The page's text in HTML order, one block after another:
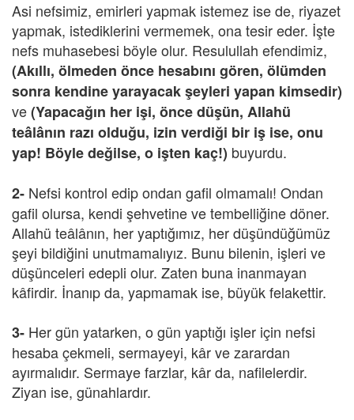
Asi nefsimiz, emirleri yapmak istemez ise de, riyazet
yapmak, istediklerini vermemek, ona tesir eder. İşte
nefs muhasebesi böyle olur. Resulullah efendimiz,
(Akıllı, ölmeden önce hesabını gören, ölümden
sonra kendine yarayacak şeyleri yapan kimsedir)
ve(Yapacağın her işi, önce düşün, Allahü
teâlânın razı olduğu, izin verdiği bir iş ise, onu
yap! Böyle değilse, o işten kaç!) buyurdu.
2- Nefsi kontrol edip ondan gafil olmamalı! Ondan
gafil olursa, kendi şehvetine ve tembelliğine döner.
Allahü teâlânın, her yaptığımız, her düşündüğümüz
şeyi bildiğini unutmamalıyız. Bunu bilenin, işleri ve
düşünceleri edepli olur. Zaten buna inanmayan
kâfirdir. İnanıp da, yapmamak ise, büyük felakettir.
3- Her gün yatarken, o gün yaptığı işler için nefsi
hesaba çekmeli, sermayeyi, kâr ve zarardan
ayırmalıdır. Sermaye farzlar, kâr da, nafilelerdir.
Ziyan ise, günahlardır.